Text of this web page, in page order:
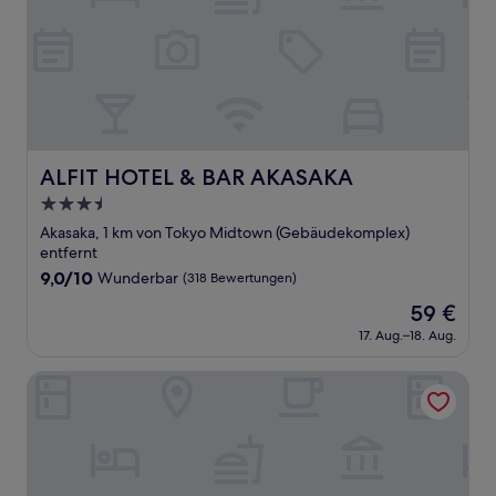
ALFIT HOTEL & BAR AKASAKA
ALFIT HOTEL & BAR AKASAKA
3.5-
Sterne-
Unterkunft
Akasaka, 1 km von Tokyo Midtown (Gebäudekomplex)
entfernt
9.0
Bewertungen)
9,0/10 Wunderbar (318 Bewertungen)
Der
Preis
beträgt
59 €
17. Aug.–18. Aug.